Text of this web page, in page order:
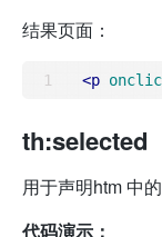
结果页面：
<p
th:selected
用于声明htm 中
代码演示：